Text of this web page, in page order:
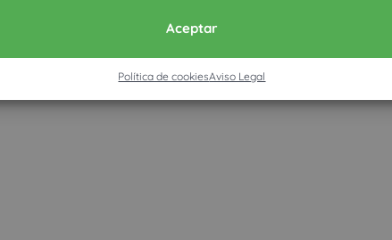
Aceptar
Política de cookiesAviso Legal